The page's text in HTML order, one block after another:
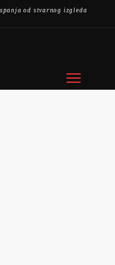
od stvarnog izgleda